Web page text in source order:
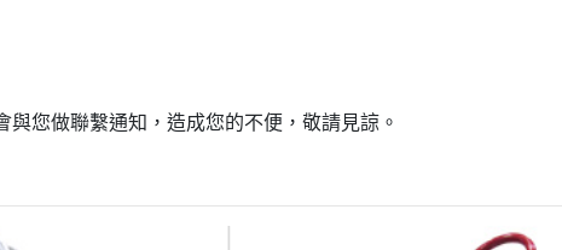
您做聯繫通知，造成您的不便，敬請見諒。